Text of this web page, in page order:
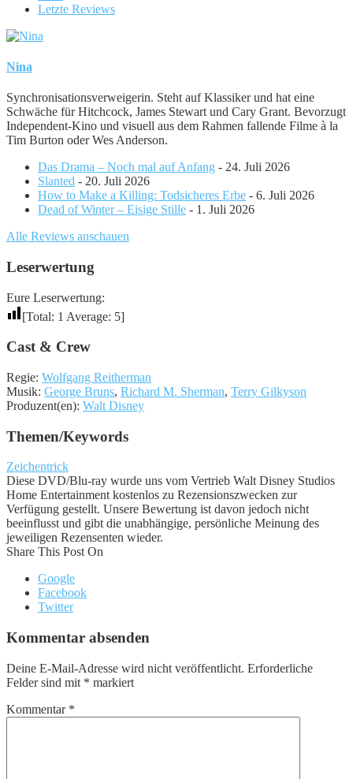
Letzte Reviews
Nina
Synchronisationsverweigerin. Steht auf Klassiker und hat eine
Schwäche für Hitchcock, James Stewart und Cary Grant. Bevorzugt
Independent-Kino und visuell aus dem Rahmen fallende Filme à la
Tim Burton oder Wes Anderson.
Das Drama – Noch mal auf Anfang - 24. Juli 2026
Slanted - 20. Juli 2026
How to Make a Killing: Todsicheres Erbe - 6. Juli 2026
Dead of Winter – Eisige Stille - 1. Juli 2026
Alle Reviews anschauen
Leserwertung
Eure Leserwertung:
[Total: 1 Average: 5]
Cast & Crew
Regie: Wolfgang Reitherman
Musik: George Bruns, Richard M. Sherman, Terry Gilkyson
Produzent(en): Walt Disney
Themen/Keywords
Zeichentrick
Diese DVD/Blu-ray wurde uns vom Vertrieb Walt Disney Studios
Home Entertainment kostenlos zu Rezensionszwecken zur
Verfügung gestellt. Unsere Bewertung ist davon jedoch nicht
beeinflusst und gibt die unabhängige, persönliche Meinung des
jeweiligen Rezensenten wieder.
Share This Post On
Google
Facebook
Twitter
Kommentar absenden
Deine E-Mail-Adresse wird nicht veröffentlicht. Erforderliche
Felder sind mit * markiert
Kommentar *